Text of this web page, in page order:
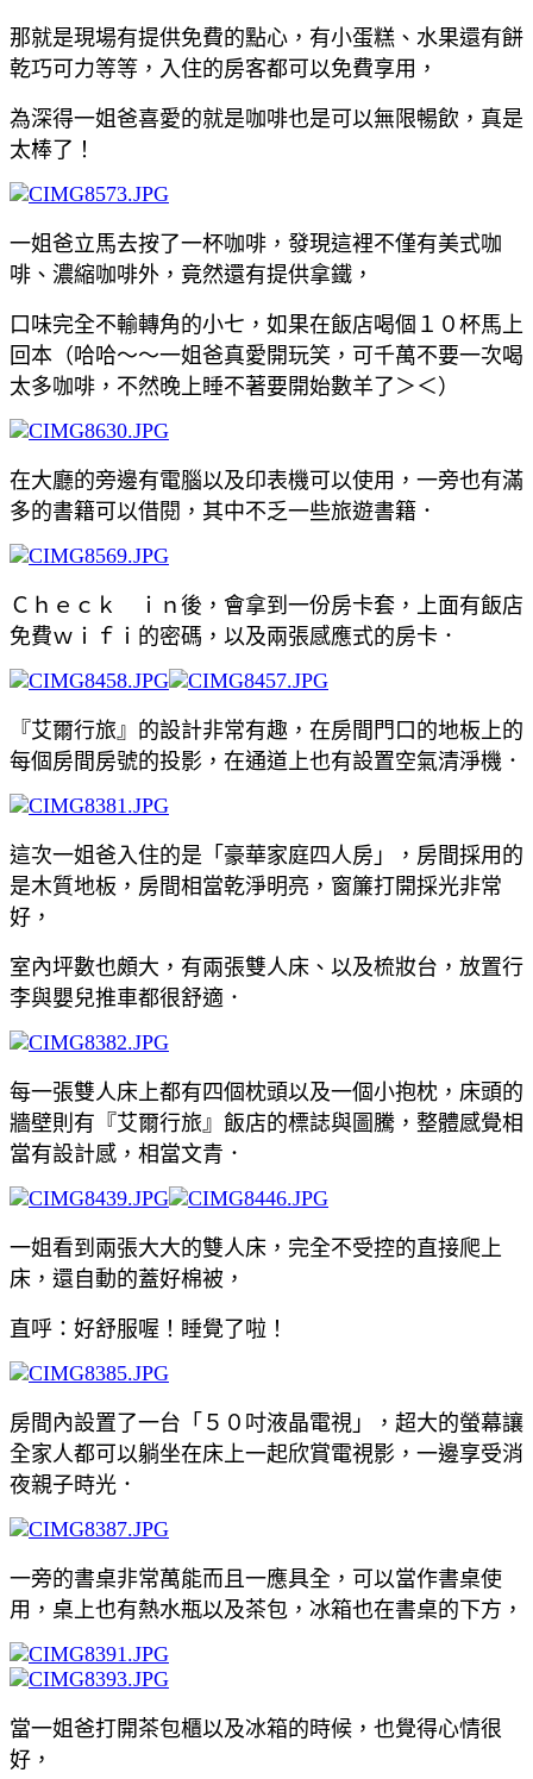
那就是現場有提供免費的點心，有小蛋糕、水果還有餅
乾巧可力等等，入住的房客都可以免費享用，
為深得一姐爸喜愛的就是咖啡也是可以無限暢飲，真是
太棒了！
一姐爸立馬去按了一杯咖啡，發現這裡不僅有美式咖
啡、濃縮咖啡外，竟然還有提供拿鐵，
口味完全不輸轉角的小七，如果在飯店喝個１０杯馬上
回本（哈哈～～一姐爸真愛開玩笑，可千萬不要一次喝
太多咖啡，不然晚上睡不著要開始數羊了＞＜）
在大廳的旁邊有電腦以及印表機可以使用，一旁也有滿
多的書籍可以借閱，其中不乏一些旅遊書籍．
Ｃｈｅｃｋ ｉｎ後，會拿到一份房卡套，上面有飯店
免費ｗｉｆｉ的密碼，以及兩張感應式的房卡．
『艾爾行旅』的設計非常有趣，在房間門口的地板上的
每個房間房號的投影，在通道上也有設置空氣清淨機．
這次一姐爸入住的是「豪華家庭四人房」，房間採用的
是木質地板，房間相當乾淨明亮，窗簾打開採光非常
好，
室內坪數也頗大，有兩張雙人床、以及梳妝台，放置行
李與嬰兒推車都很舒適．
每一張雙人床上都有四個枕頭以及一個小抱枕，床頭的
牆壁則有『艾爾行旅』飯店的標誌與圖騰，整體感覺相
當有設計感，相當文青．
一姐看到兩張大大的雙人床，完全不受控的直接爬上
床，還自動的蓋好棉被，
直呼：好舒服喔！睡覺了啦！
房間內設置了一台「５０吋液晶電視」，超大的螢幕讓
全家人都可以躺坐在床上一起欣賞電視影，一邊享受消
夜親子時光．
一旁的書桌非常萬能而且一應具全，可以當作書桌使
用，桌上也有熱水瓶以及茶包，冰箱也在書桌的下方，
當一姐爸打開茶包櫃以及冰箱的時候，也覺得心情很
好，